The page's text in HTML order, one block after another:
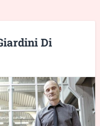
Di